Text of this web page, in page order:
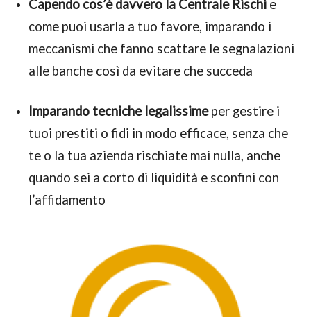
Capendo cos’è davvero la Centrale Rischi e
come puoi usarla a tuo favore, imparando i
meccanismi che fanno scattare le segnalazioni
alle banche così da evitare che succeda
Imparando tecniche legalissimeper gestire i
tuoi prestiti o fidi in modo efficace, senza che
te o la tua azienda rischiate mai nulla, anche
quando sei a corto di liquidità e sconfini con
l’affidamento